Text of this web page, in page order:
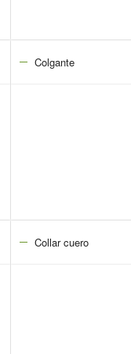
Colgante
Collar cuero